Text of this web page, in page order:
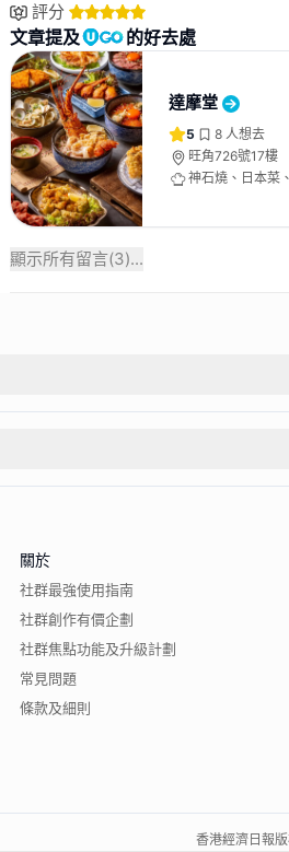
評分
文章提及 的好去處
達摩堂
5 8 人想去
旺角726號17樓
神石燒、日本菜
顯示所有留言(3)...
關於
社群最強使用指南
社群創作有價企劃
社群焦點功能及升級計劃
常見問題
條款及細則
香港經濟日報